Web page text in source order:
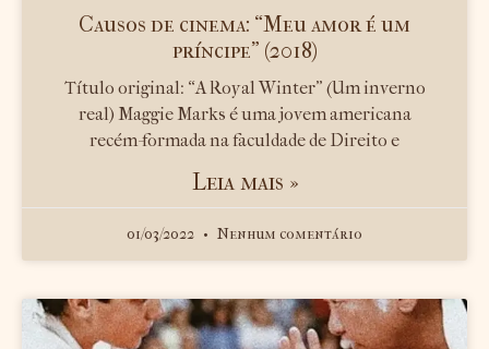
Causos de cinema: “Meu amor é um
príncipe” (2018)
Título original: “A Royal Winter” (Um inverno
real) Maggie Marks é uma jovem americana
recém-formada na faculdade de Direito e
Leia mais »
01/03/2022 Nenhum comentário